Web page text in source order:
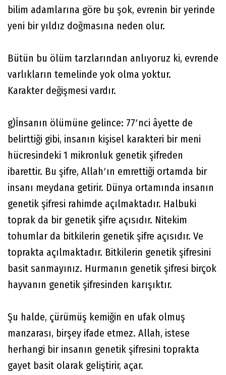
bilim adamlarına göre bu şok, evrenin bir yerinde
yeni bir yıldız doğmasına neden olur.
Bütün bu ölüm tarzlarından anlıyoruz ki, evrende
varlıkların temelinde yok olma yoktur.
Karakter değişmesi vardır.
g)İnsanın ölümüne gelince: 77ʹnci âyette de
belirttiği gibi, insanın kişisel karakteri bir meni
hücresindeki 1 mikronluk genetik şifreden
ibarettir. Bu şifre, Allahʹın emrettiği ortamda bir
insanı meydana getirir. Dünya ortamında insanın
genetik şifresi rahimde açılmaktadır. Halbuki
toprak da bir genetik şifre açısıdır. Nitekim
tohumlar da bitkilerin genetik şifre açısıdır. Ve
toprakta açılmaktadır. Bitkilerin genetik şifresini
basit sanmayınız. Hurmanın genetik şifresi birçok
hayvanın genetik şifresinden karışıktır.
Şu halde, çürümüş kemiğin en ufak olmuş
manzarası, birşey ifade etmez. Allah, istese
herhangi bir insanın genetik şifresini toprakta
gayet basit olarak geliştirir, açar.